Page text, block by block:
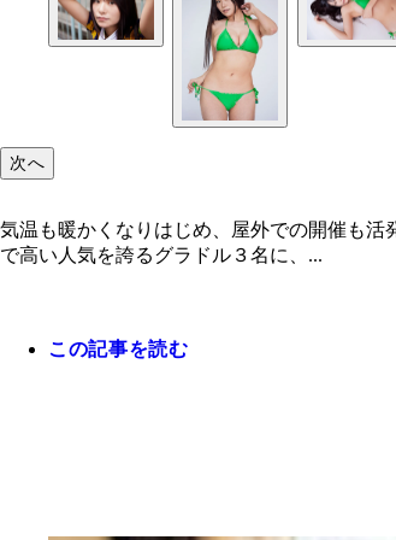
次へ
気温も暖かくなりはじめ、屋外での開催も
で高い人気を誇るグラドル３名に、...
この記事を読む